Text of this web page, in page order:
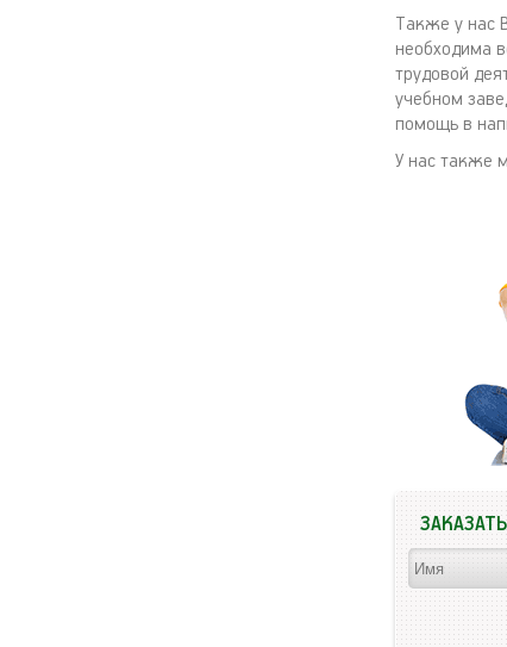
Также у нас
необходима
трудовой
учебном
помощь в
У нас также